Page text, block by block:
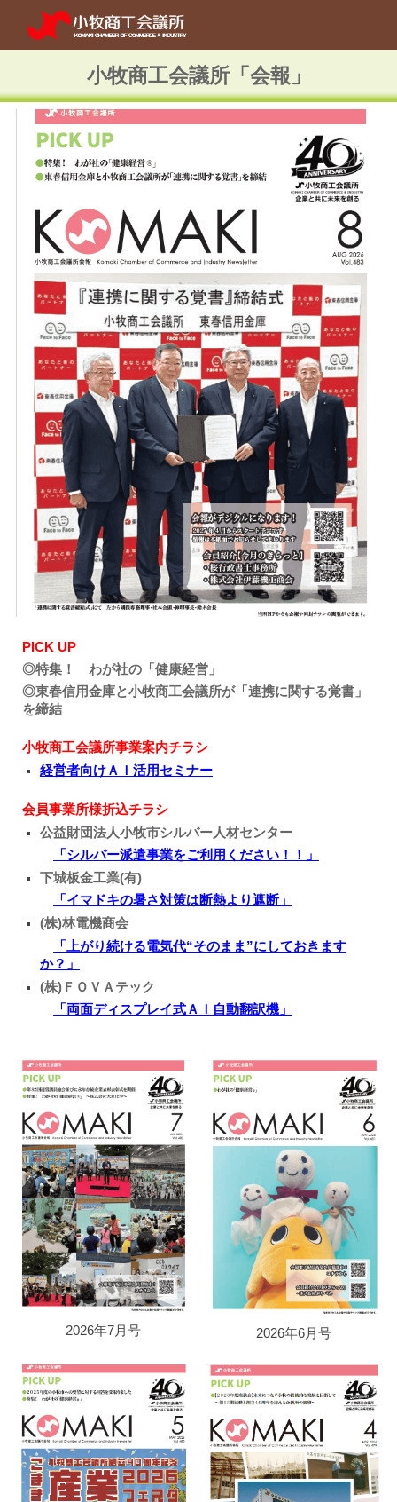
Skip to main content
小牧商工会議所「会報」
PICK UP
◎特集！ わが社の「健康経営」
◎東春信用金庫と小牧商工会議所が「連携に関する覚書」
を締結
小牧商工会議所事業案内チラシ
経営者向けＡＩ活用セミナー
会員事業所様折込チラシ
公益財団法人小牧市シルバー人材センター
「シルバー派遣事業をご利用ください！！」
下城板金工業(有)
「イマドキの暑さ対策は断熱より遮断」
(株)林電機商会
「上がり続ける電気代“そのまま”にしておきます
か？」
(株)ＦＯＶＡテック
「両面ディスプレイ式ＡＩ自動翻訳機」
2026年7月号 2026年6月号